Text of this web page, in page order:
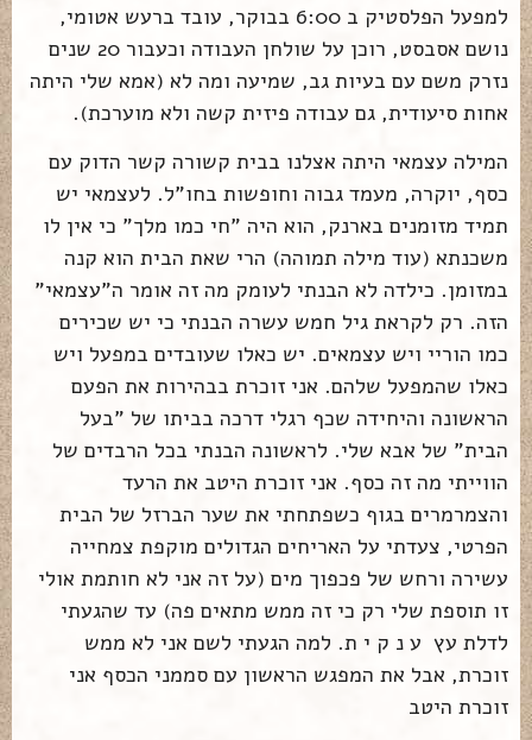
למפעל הפלסטיק ב 6:00 בבוקר, עובד ברעש אטומי,
נושם אסבסט, רוכן על שולחן העבודה וכעבור 20 שנים
נזרק משם עם בעיות גב, שמיעה ומה לא (אמא שלי היתה
אחות סיעודית, גם עבודה פיזית קשה ולא מוערכת).
המילה עצמאי היתה אצלנו בבית קשורה קשר הדוק עם
כסף, יוקרה, מעמד גבוה וחופשות בחו"ל. לעצמאי יש
תמיד מזומנים בארנק, הוא היה "חי כמו מלך" כי אין לו
משכנתא (עוד מילה תמוהה) הרי שאת הבית הוא קנה
במזומן. כילדה לא הבנתי לעומק מה זה אומר ה"עצמאי"
הזה. רק לקראת גיל חמש עשרה הבנתי כי יש שכירים
כמו הוריי ויש עצמאים. יש כאלו שעובדים במפעל ויש
כאלו שהמפעל שלהם. אני זוכרת בבהירות את הפעם
הראשונה והיחידה שכף רגלי דרכה בביתו של "בעל
הבית" של אבא שלי. לראשונה הבנתי בכל הרבדים של
הווייתי מה זה כסף. אני זוכרת היטב את הרעד
והצמרמרים בגוף כשפתחתי את שער הברזל של הבית
הפרטי, צעדתי על האריחים הגדולים מוקפת צמחייה
עשירה ורחש של פכפוך מים (על זה אני לא חותמת אולי
זו תוספת שלי רק כי זה ממש מתאים פה) עד שהגעתי
לדלת עץ ע נ ק י ת. למה הגעתי לשם אני לא ממש
זוכרת, אבל את המפגש הראשון עם סממני הכסף אני
זוכרת היטב